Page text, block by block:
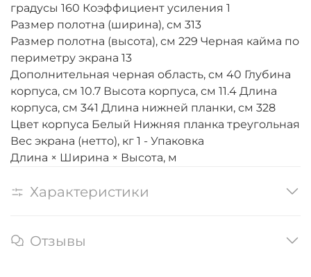
градусы 160 Коэффициент усиления 1
Размер полотна (ширина), см 313
Размер полотна (высота), см 229 Черная кайма по
периметру экрана 13
Дополнительная черная область, см 40 Глубина
корпуса, см 10.7 Высота корпуса, см 11.4 Длина
корпуса, см 341 Длина нижней планки, см 328
Цвет корпуса Белый Нижняя планка треугольная
Вес экрана (нетто), кг 1 - Упаковка
Длина × Ширина × Высота, м
Характеристики
Отзывы